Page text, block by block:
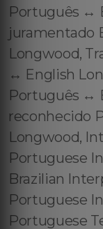
Português ↔️
juramentado
Longwood,
↔️ English
Português ↔️
reconhecido
Longwood,
Portuguese
Brazilian
Portuguese
Portuguese